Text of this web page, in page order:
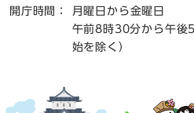
開庁時間：
月曜日から金曜日
午前8時30分から午後
始を除く）